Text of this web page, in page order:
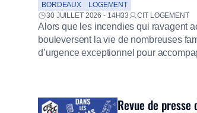
BORDEAUX
LOGEMENT
30 JUILLET 2026 - 14H33
CIT LOGEMENT
Alors que les incendies qui ravagent
bouleversent la vie de nombreuses
d’urgence exceptionnel pour
Revue de